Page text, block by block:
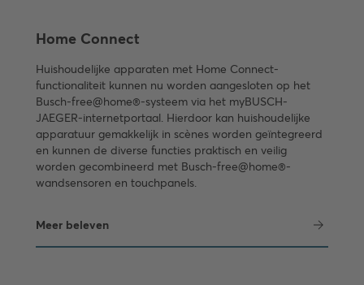
Home Connect
Huishoudelijke apparaten met Home Connect-
functionaliteit kunnen nu worden aangesloten op het
Busch-free@home®-systeem via het myBUSCH-
JAEGER-internetportaal. Hierdoor kan huishoudelijke
apparatuur gemakkelijk in scènes worden geïntegreerd
en kunnen de diverse functies praktisch en veilig
worden gecombineerd met Busch-free@home®-
wandsensoren en touchpanels.
Meer beleven